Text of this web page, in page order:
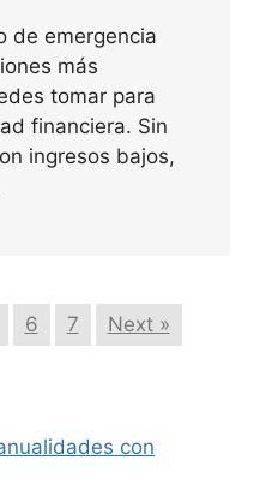
de emergencia
más
tomar para
financiera. Sin
ingresos bajos,
6 7 Next »
con